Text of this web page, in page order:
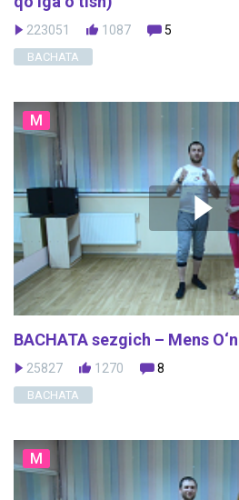
223051 1087 5
BACHATA
M
BACHATA sezgich – Mens
25827 1270 8
BACHATA
M